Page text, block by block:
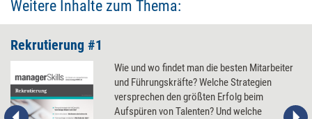
Weitere Inhalte zum Thema:
Rekrutierung #1
Wie und wo findet man die besten Mitarbeiter
und Führungskräfte? Welche Strategien
versprechen den größten Erfolg beim
Aufspüren von Talenten? Und welche